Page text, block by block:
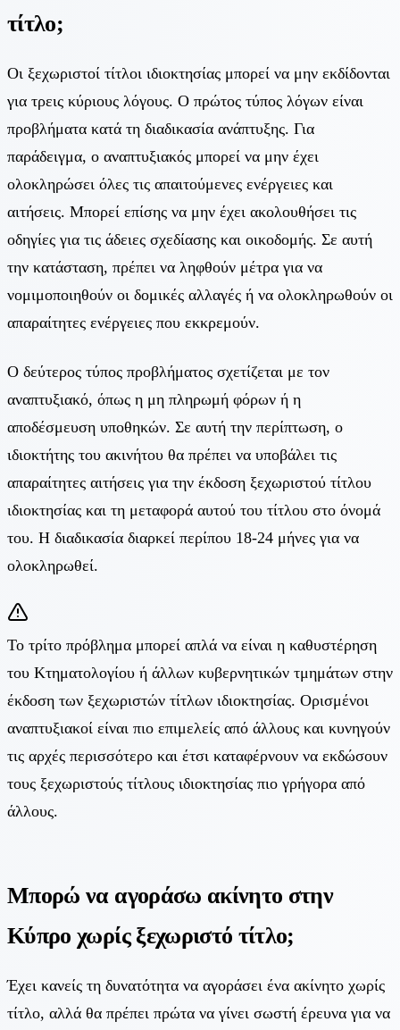
τίτλο;
Οι ξεχωριστοί τίτλοι ιδιοκτησίας μπορεί να μην εκδίδονται
για τρεις κύριους λόγους. Ο πρώτος τύπος λόγων είναι
προβλήματα κατά τη διαδικασία ανάπτυξης. Για
παράδειγμα, ο αναπτυξιακός μπορεί να μην έχει
ολοκληρώσει όλες τις απαιτούμενες ενέργειες και
αιτήσεις. Μπορεί επίσης να μην έχει ακολουθήσει τις
οδηγίες για τις άδειες σχεδίασης και οικοδομής. Σε αυτή
την κατάσταση, πρέπει να ληφθούν μέτρα για να
νομιμοποιηθούν οι δομικές αλλαγές ή να ολοκληρωθούν οι
απαραίτητες ενέργειες που εκκρεμούν.
Ο δεύτερος τύπος προβλήματος σχετίζεται με τον
αναπτυξιακό, όπως η μη πληρωμή φόρων ή η
αποδέσμευση υποθηκών. Σε αυτή την περίπτωση, ο
ιδιοκτήτης του ακινήτου θα πρέπει να υποβάλει τις
απαραίτητες αιτήσεις για την έκδοση ξεχωριστού τίτλου
ιδιοκτησίας και τη μεταφορά αυτού του τίτλου στο όνομά
του. Η διαδικασία διαρκεί περίπου 18-24 μήνες για να
ολοκληρωθεί.
Το τρίτο πρόβλημα μπορεί απλά να είναι η καθυστέρηση
του Κτηματολογίου ή άλλων κυβερνητικών τμημάτων στην
έκδοση των ξεχωριστών τίτλων ιδιοκτησίας. Ορισμένοι
αναπτυξιακοί είναι πιο επιμελείς από άλλους και κυνηγούν
τις αρχές περισσότερο και έτσι καταφέρνουν να εκδώσουν
τους ξεχωριστούς τίτλους ιδιοκτησίας πιο γρήγορα από
άλλους.
Μπορώ να αγοράσω ακίνητο στην
Κύπρο χωρίς ξεχωριστό τίτλο;
Έχει κανείς τη δυνατότητα να αγοράσει ένα ακίνητο χωρίς
τίτλο, αλλά θα πρέπει πρώτα να γίνει σωστή έρευνα για να